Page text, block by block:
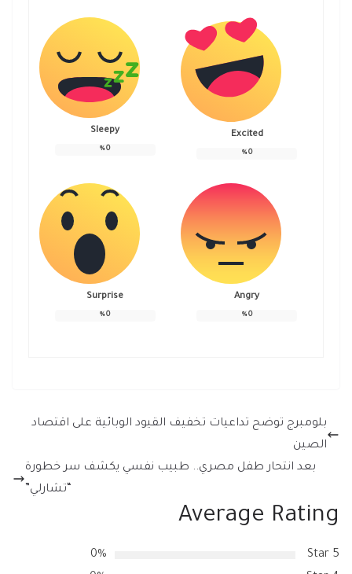
Excited
0
%
Sleepy
0
%
Angry
0
%
Surprise
0
%
بلومبرج توضح تداعيات تخفيف القيود الوبائية على اقتصاد
الصين
بعد انتحار طفل مصري.. طبيب نفسي يكشف سر خطورة
“تشارلي”
Average Rating
5 Star
0%